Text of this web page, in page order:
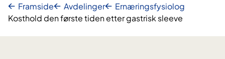
Framside Avdelinger
Ernæringsfysiolog
Kosthold den første tiden etter gastrisk sleeve